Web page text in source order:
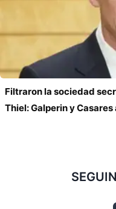
Filtraron la sociedad
Thiel: Galperin y